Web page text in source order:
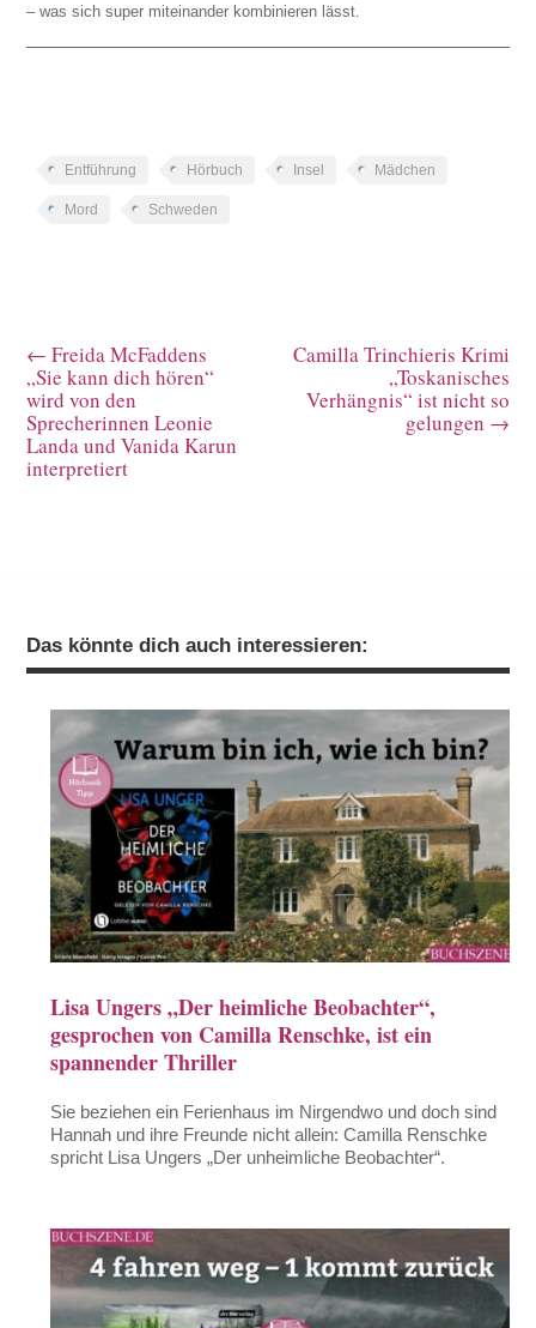
– was sich super miteinander kombinieren lässt.
Entführung Hörbuch Insel Mädchen
Mord Schweden
←Freida McFaddens
„Sie kann dich hören“
wird von den
Sprecherinnen Leonie
Landa und Vanida Karun
interpretiert
Camilla Trinchieris Krimi
„Toskanisches
Verhängnis“ ist nicht so
gelungen →
Das könnte dich auch interessieren:
Lisa Ungers „Der heimliche Beobachter“,
gesprochen von Camilla Renschke, ist ein
spannender Thriller
Sie beziehen ein Ferienhaus im Nirgendwo und doch sind
Hannah und ihre Freunde nicht allein: Camilla Renschke
spricht Lisa Ungers „Der unheimliche Beobachter“.